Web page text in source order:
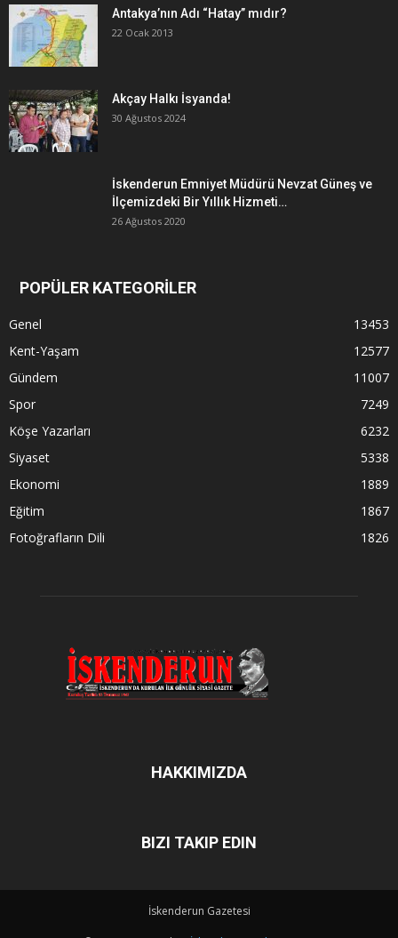
Antakya’nın Adı “Hatay” mıdır?
22 Ocak 2013
Akçay Halkı İsyanda!
30 Ağustos 2024
İskenderun Emniyet Müdürü Nevzat Güneş ve
İlçemizdeki Bir Yıllık Hizmeti…
26 Ağustos 2020
POPÜLER KATEGORİLER
Genel
13453
Kent-Yaşam
12577
Gündem
11007
Spor
7249
Köşe Yazarları
6232
Siyaset
5338
Ekonomi
1889
Eğitim
1867
Fotoğrafların Dili
1826
HAKKIMIZDA
BIZI TAKIP EDIN
İskenderun Gazetesi